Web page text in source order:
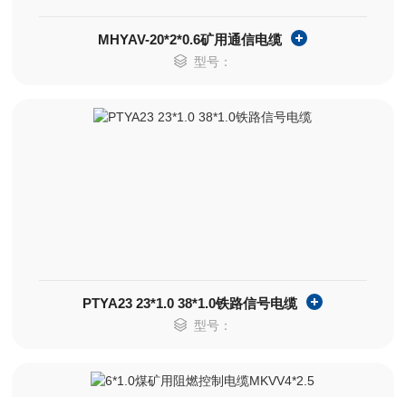
MHYAV-20*2*0.6矿用通信电缆
型号：
PTYA23 23*1.0 38*1.0铁路信号电缆
型号：